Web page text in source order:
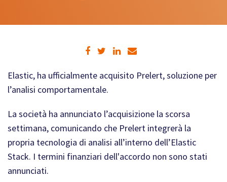
Elastic, ha ufficialmente acquisito Prelert, soluzione per
l’analisi comportamentale.
La società ha annunciato l’acquisizione la scorsa
settimana, comunicando che Prelert integrerà la
propria tecnologia di analisi all’interno dell’Elastic
Stack. I termini finanziari dell'accordo non sono stati
annunciati.